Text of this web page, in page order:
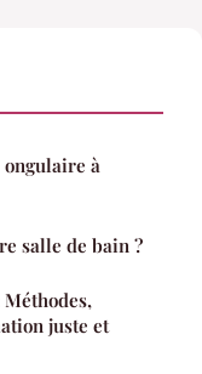
à
salle de bain ?
juste et